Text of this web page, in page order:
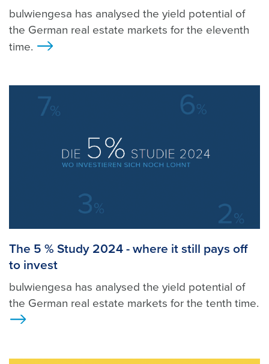
bulwiengesa has analysed the yield potential of
the German real estate markets for the eleventh
time.
The 5 % Study 2024 - where it still pays off
to invest
bulwiengesa has analysed the yield potential of
the German real estate markets for the tenth time.